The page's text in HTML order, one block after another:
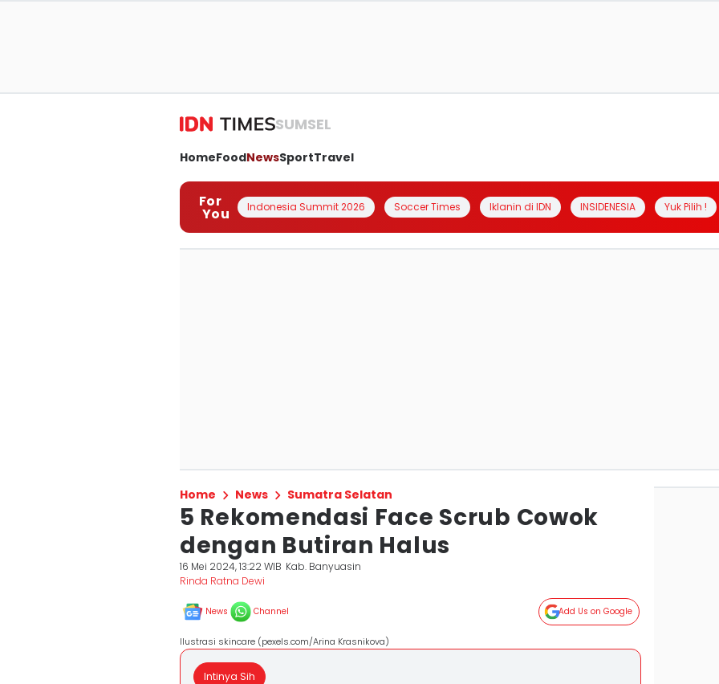
SUMSEL
HomeFoodNewsSportTravel
For
You Indonesia Summit 2026 Soccer Times Iklanin di IDN INSIDENESIA Yuk Pilih !
Home News Sumatra Selatan
5 Rekomendasi Face Scrub Cowok
dengan Butiran Halus
16 Mei 2024, 13:22 WIB Kab. Banyuasin
Rinda Ratna Dewi
News Channel Add Us on Google
Ilustrasi skincare (pexels.com/Arina Krasnikova)
Intinya Sih